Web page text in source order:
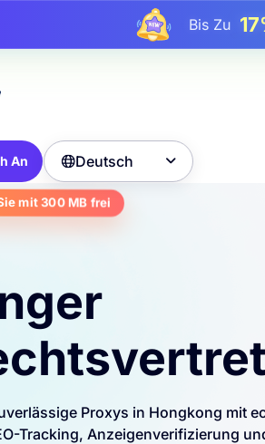
Bis Zu
Bis Zu
An
mit300 MB frei
Deutsch 
Proxys in Hongkong mit
Tracking, Anzeigenverifizierung